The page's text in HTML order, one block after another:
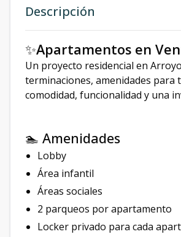
Descripción
✨Apartamentos en
Un proyecto residencial en
terminaciones, amenidades para
comodidad, funcionalidad y una
🏊 Amenidades
Lobby
Área infantil
Áreas sociales
2 parqueos por apartamento
Locker privado para cada